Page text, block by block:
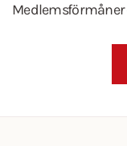
Medlemsförmåner